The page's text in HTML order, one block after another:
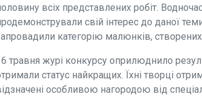
всіх представлених робіт.
свій інтерес до даної
категорію малюнків,
травня журі конкурсу оприлюднило
статус найкращих. Їхні творці
особливою нагородою від